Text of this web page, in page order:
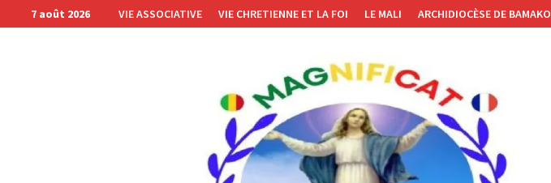
Passer
au
7 août 2026 VIE ASSOCIATIVE VIE CHRETIENNE ET LA FOI LE MALI ARCHIDIOCÈSE DE BAMAKO